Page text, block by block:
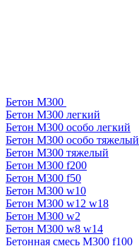
Бетон М300
Бетон М300 легкий
Бетон М300 особо легкий
Бетон М300 особо тяжелый
Бетон М300 тяжелый
Бетон М300 f200
Бетон М300 f50
Бетон М300 w10
Бетон М300 w12 w18
Бетон М300 w2
Бетон М300 w8 w14
Бетонная смесь М300 f100